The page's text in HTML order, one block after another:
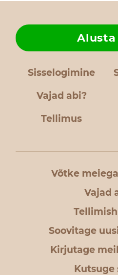
Sisselogimine
Vajad abi?
Tellimus
Võtke
Vajad
Soovitage
Kirjutage
Kutsuge